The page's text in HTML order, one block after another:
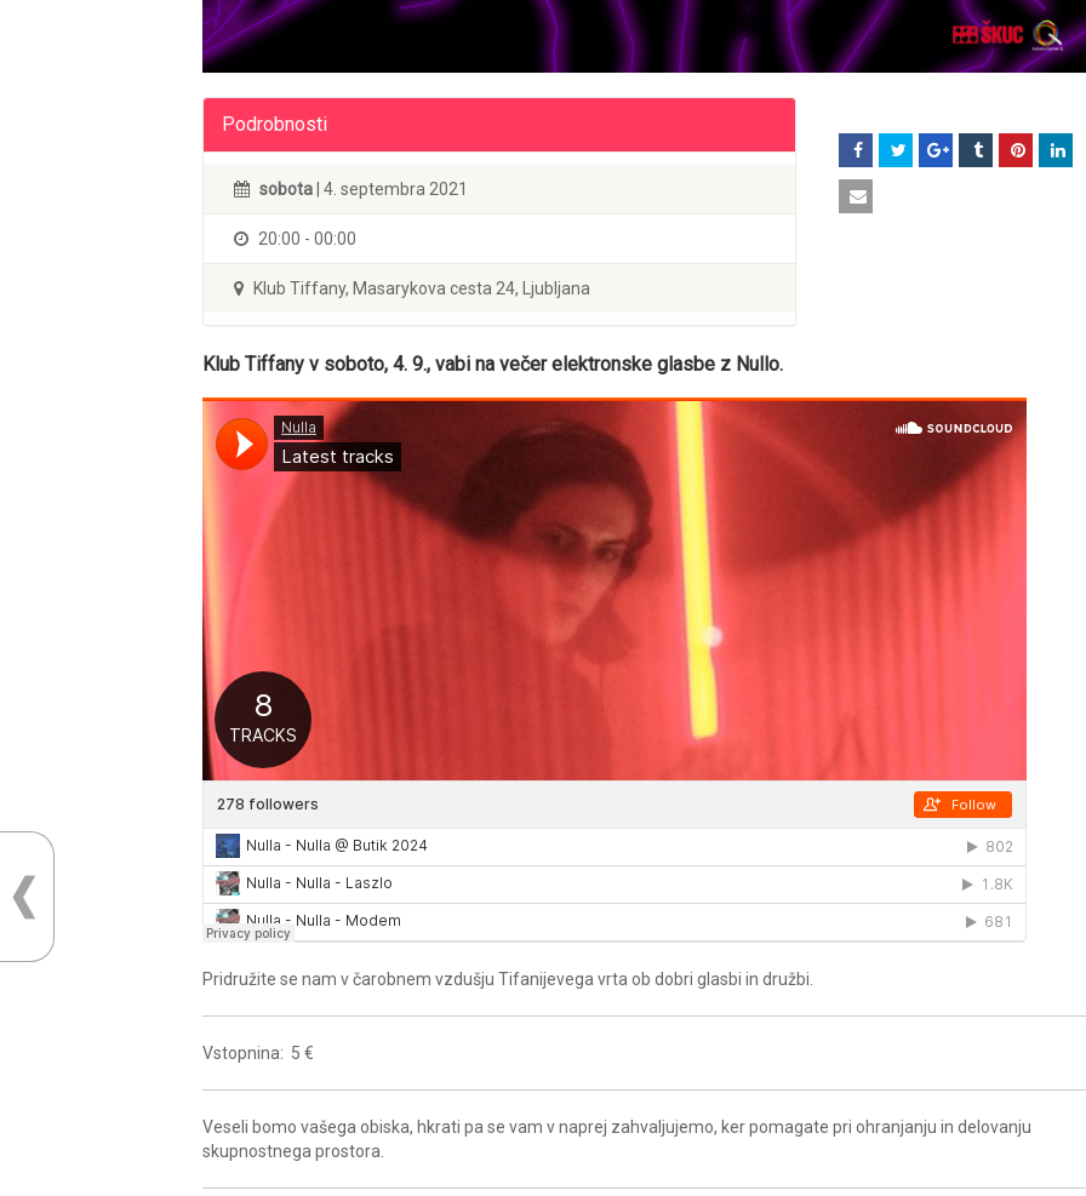
Podrobnosti
sobota| 4. septembra 2021
20:00 - 00:00
Klub Tiffany, Masarykova cesta 24, Ljubljana
Klub Tiffany v soboto, 4. 9., vabi na večer elektronske glasbe z Nullo.
Pridružite se nam v čarobnem vzdušju Tifanijevega vrta ob dobri glasbi in družbi.
Vstopnina: 5 €
Veseli bomo vašega obiska, hkrati pa se vam v naprej zahvaljujemo, ker pomagate pri ohranjanju in delovanju
skupnostnega prostora.